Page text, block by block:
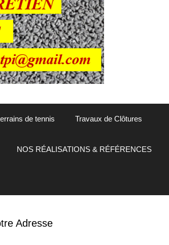
de tennis Travaux de Clôtures
NOS RÉALISATIONS & RÉFÉRENCES
Adresse